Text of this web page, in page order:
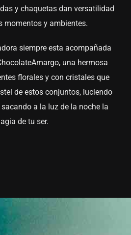
y chaquetas dan versatilidad
momentos y ambientes.
siempre esta acompañada
una hermosa
florales y con cristales que
de estos conjuntos, luciendo
a la luz de la noche la
de tu ser.